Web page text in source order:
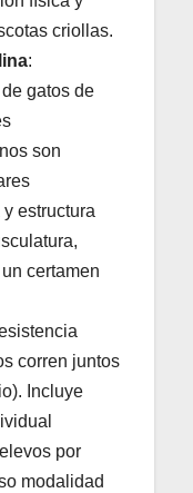
criollas.
:
gatos de
son
estructura
certamen
corren juntos
Incluye
por
modalidad